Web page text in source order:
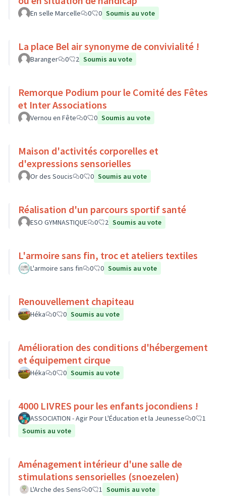
En selle Marcelle 0 0 Soumis au vote
La place Bel air synonyme de convivialité !
Baranger 0 2 Soumis au vote
Remorque Podium pour le Comité des Fêtes
et Inter Associations
Vernou en Fête 0 0 Soumis au vote
Maison d'activités corporelles et
d'expressions sensorielles
Or des Soucis 0 0 Soumis au vote
Réalisation d'un parcours sportif santé
ESO GYMNASTIQUE 0 2 Soumis au vote
L'armoire sans fin, troc et ateliers textiles
L'armoire sans fin 0 0 Soumis au vote
Renouvellement chapiteau
Héka 0 0 Soumis au vote
Amélioration des conditions d'hébergement
et équipement cirque
Héka 0 0 Soumis au vote
4000 LIVRES pour les enfants jocondiens !
ASSOCIATION - Agir Pour L'Éducation et la Jeunesse 0
1
Soumis au vote
Aménagement intérieur d'une salle de
stimulations sensorielles (snoezelen)
L'Arche des Sens 0 1 Soumis au vote